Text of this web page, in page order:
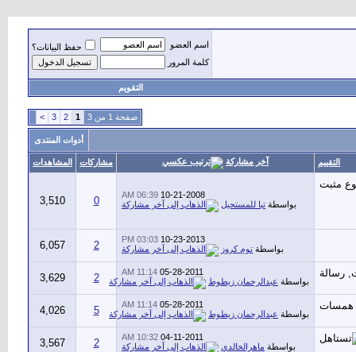
اسم العضو
حفظ البيانات؟
كلمة المرور
التقويم
صفحة 1 من 3 1
2
3
>
أدوات المنتدى
التقييم آخر مشاركة مشاركات المشاهدات
10-21-2008
06:39 AM
بواسطة تبا للمستحيل 0
3,510
10-23-2013
03:03 PM
بواسطة توم كروز 2
6,057
05-28-2011
11:14 AM
بواسطة عبدالرحمان زيطوط 2
3,629
05-28-2011
11:14 AM
بواسطة عبدالرحمان زيطوط 5
4,026
04-11-2011
10:32 AM
بواسطة ماهرالخالدي 2
3,567